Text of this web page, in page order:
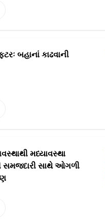
બહાનાં કાઢવાની
મધ્યાવસ્થા
સમજદારી સાથે ઓગળી